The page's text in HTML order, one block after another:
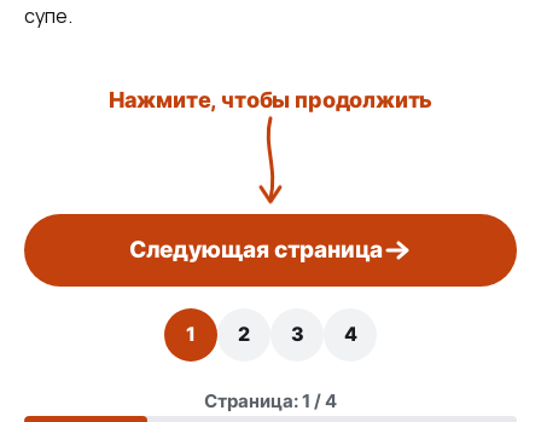
супе.
Нажмите, чтобы продолжить
Следующая страница
1 2 3 4
Страница: 1 / 4